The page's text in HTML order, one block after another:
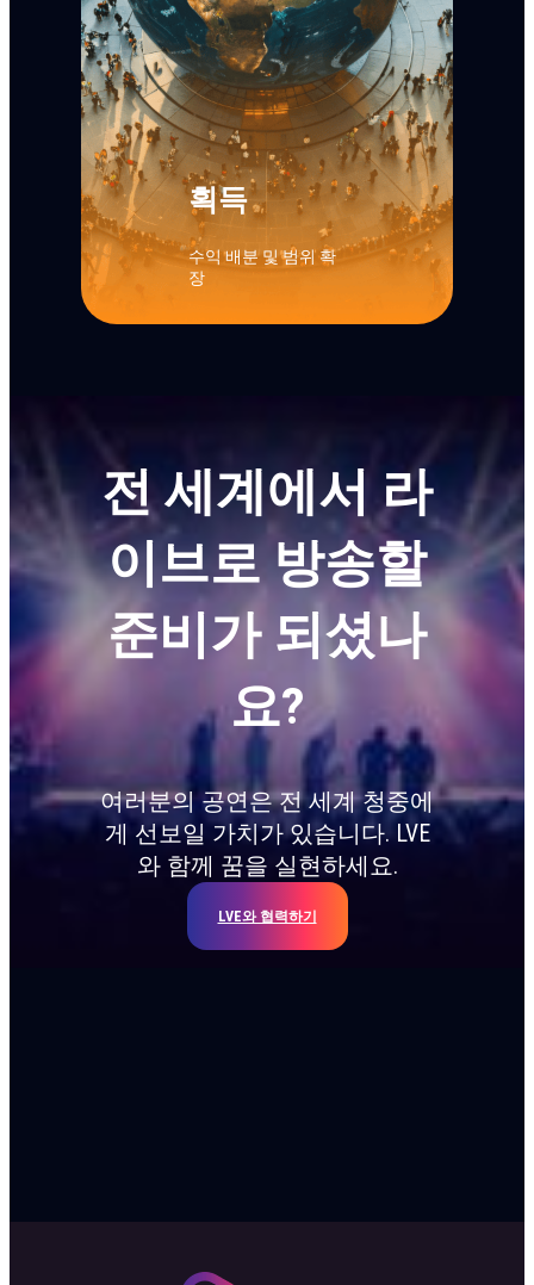
획득
수익 배분 및 범위 확
장
전 세계에서 라
이브로 방송할
준비가 되셨나
요?
여러분의 공연은 전 세계 청중에
게 선보일 가치가 있습니다. LVE
와 함께 꿈을 실현하세요.
LVE와 협력하기